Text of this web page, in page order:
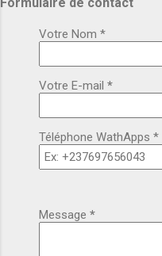
Votre Nom *
Votre E-mail *
Téléphone WathApps *
Message *